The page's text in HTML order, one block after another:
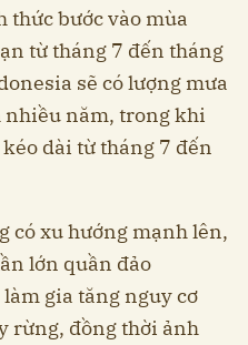
thức bước vào mùa
từ tháng 7 đến tháng
sẽ có lượng mưa
năm, trong khi
dài từ tháng 7 đến
có xu hướng mạnh lên,
lớn quần đảo
gia tăng nguy cơ
rừng, đồng thời ảnh